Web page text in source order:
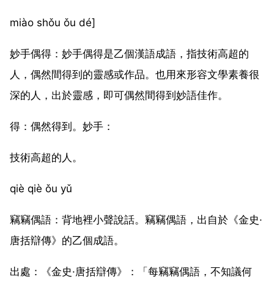
miào shǒu ǒu dé]
妙手偶得：妙手偶得是乙個漢語成語，指技術高超的
人，偶然間得到的靈感或作品。也用來形容文學素養很
深的人，出於靈感，即可偶然間得到妙語佳作。
得：偶然得到。妙手：
技術高超的人。
qiè qiè ǒu yǔ
竊竊偶語：背地裡小聲說話。竊竊偶語，出自於《金史·
唐括辯傳》的乙個成語。
出處：《金史·唐括辯傳》：「每竊竊偶語，不知議何